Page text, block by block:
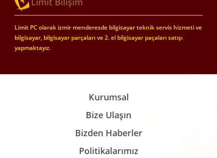
Limit PC olarak izmir menderesde bilgisayar teknik servis hizmeti ve
bilgisayar, bilgisayar parçaları ve 2. el bilgisayar paçaları satışı
yapmaktayız.
Kurumsal
Bize Ulaşın
Bizden Haberler
Politikalarımız